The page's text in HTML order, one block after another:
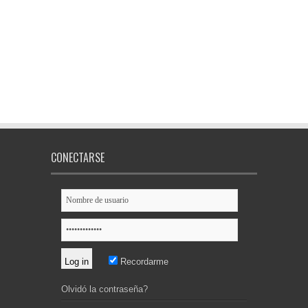
CONECTARSE
Recordarme
Olvidó la contraseña?